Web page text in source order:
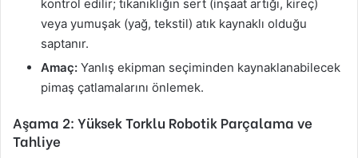
kontrol edilir; tıkanıklığın sert (inşaat artığı, kireç)
veya yumuşak (yağ, tekstil) atık kaynaklı olduğu
saptanır.
Amaç: Yanlış ekipman seçiminden kaynaklanabilecek
pimaş çatlamalarını önlemek.
Aşama 2: Yüksek Torklu Robotik Parçalama ve
Tahliye